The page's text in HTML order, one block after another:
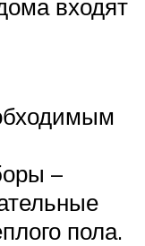
входят
–
пола.